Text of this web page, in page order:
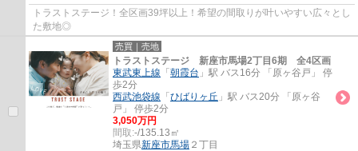
トラストステージ！全区画39坪以上！希望の間取りが叶いやすい広々とし
た敷地◎
売買｜売地
トラストステージ 新座市馬場2丁目6期 全4区画
東武東上線 「 朝霞台 」駅 バス16分 「原ヶ谷戸」 停
歩2分
西武池袋線 「 ひばりヶ丘 」駅 バス20分 「原ヶ谷
戸」 停歩2分
3,050万円
間取:-/135.13㎡
埼玉県新座市馬場 ２丁目